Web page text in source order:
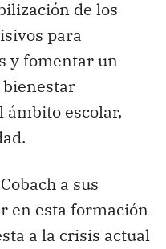
de los
para
y fomentar un
bienestar
ámbito escolar,
a sus
en esta formación
a la crisis actual